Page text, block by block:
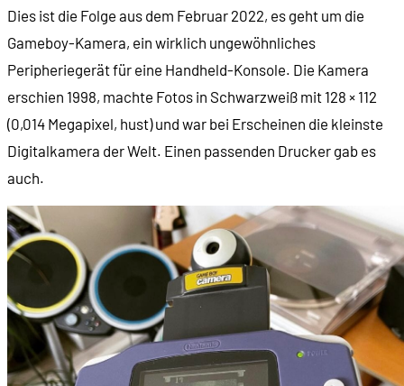
00:16:54
00:17:23 Der Drucker in Aktion
00:21:53 Die Hotspots-Funktion
00:23:04 Das Spezialmenü
00:25:08 Aber Moment, es gibt ja auch noch Spiele!
Dies ist die Folge aus dem Februar 2022, es geht um die
Gameboy-Kamera, ein wirklich ungewöhnliches
Peripheriegerät für eine Handheld-Konsole. Die Kamera
erschien 1998, machte Fotos in Schwarzweiß mit 128 × 112
(0,014 Megapixel, hust) und war bei Erscheinen die kleinste
Digitalkamera der Welt. Einen passenden Drucker gab es
auch.